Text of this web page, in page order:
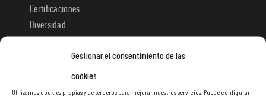
Gestionar el consentimiento de las
cookies
Utilizamos cookies propias y de terceros para mejorar nuestros servicios. Puede configurar
Certificaciones
Diversidad
Trabaja con nosotros